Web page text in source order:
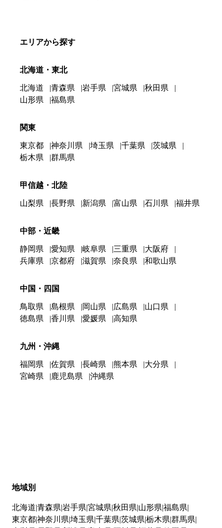
エリアから探す
北海道・東北
北海道 青森県 岩手県 宮城県
秋田県
山形県
福島県
関東
東京都 神奈川県 埼玉県 千葉県
茨城県
栃木県
群馬県
甲信越・北陸
山梨県 長野県 新潟県 富山県 石川県 福井県
中部・近畿
静岡県 愛知県 岐阜県 三重県
大阪府
兵庫県
京都府 滋賀県 奈良県 和歌山県
中国・四国
鳥取県 島根県 岡山県 広島県
山口県
徳島県
香川県 愛媛県 高知県
九州・沖縄
福岡県 佐賀県 長崎県 熊本県
大分県
宮崎県
鹿児島県 沖縄県
地域別
北海道 青森県 岩手県 宮城県 秋田県 山形県 福島県
東京都神奈川県 埼玉県 千葉県 茨城県 栃木県 群馬県